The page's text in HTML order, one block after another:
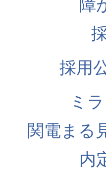
障
採用
ミ
関電まる
内